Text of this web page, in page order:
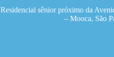
Residencial sênior próximo da
– Mooca, São